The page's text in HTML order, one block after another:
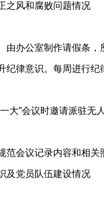
之风和腐败问题情况
办公室制作请假条
律意识。每周进行纪
大”会议时邀请派驻无
会议记录内容和相关
及党员队伍建设情况